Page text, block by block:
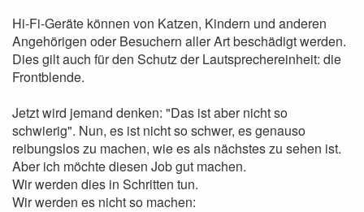
Hi-Fi-Geräte können von Katzen, Kindern und anderen
Angehörigen oder Besuchern aller Art beschädigt werden.
Dies gilt auch für den Schutz der Lautsprechereinheit: die
Frontblende.
Jetzt wird jemand denken: "Das ist aber nicht so
schwierig". Nun, es ist nicht so schwer, es genauso
reibungslos zu machen, wie es als nächstes zu sehen ist.
Aber ich möchte diesen Job gut machen.
Wir werden dies in Schritten tun.
Wir werden es nicht so machen: